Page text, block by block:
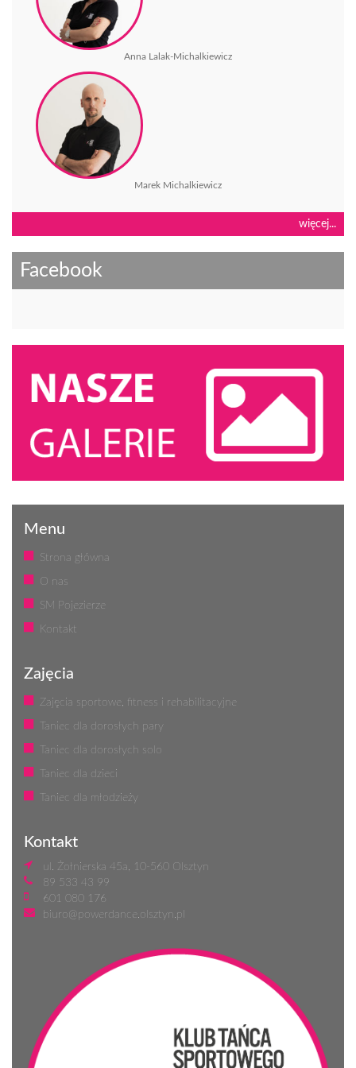
Anna Lalak-Michalkiewicz
Marek Michalkiewicz
więcej...
Facebook
Menu
Strona główna
O nas
SM Pojezierze
Kontakt
Zajęcia
Zajęcia sportowe, fitness i rehabilitacyjne
Taniec dla dorosłych pary
Taniec dla dorosłych solo
Taniec dla dzieci
Taniec dla młodzieży
Kontakt
ul. Żołnierska 45a, 10-560 Olsztyn
89 533 43 99
601 080 176
biuro@powerdance.olsztyn.pl